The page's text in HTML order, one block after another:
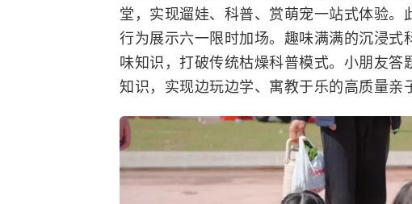
堂，实现遛娃、科普、赏萌宠一站式体验
行为展示六一限时加场。趣味满满的沉浸
味知识，打破传统枯燥科普模式。小朋友
知识，实现边玩边学、寓教于乐的高质量亲